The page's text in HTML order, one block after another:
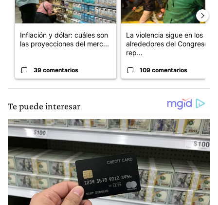
Inflación y dólar: cuáles son
las proyecciones del merc...
39 comentarios
La violencia sigue en los
alrededores del Congreso:
rep...
109 comentarios